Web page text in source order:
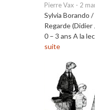
Pierre Vax - 2
Sylvia Borando
Regarde (Didier
0 – 3 ans A la
suite